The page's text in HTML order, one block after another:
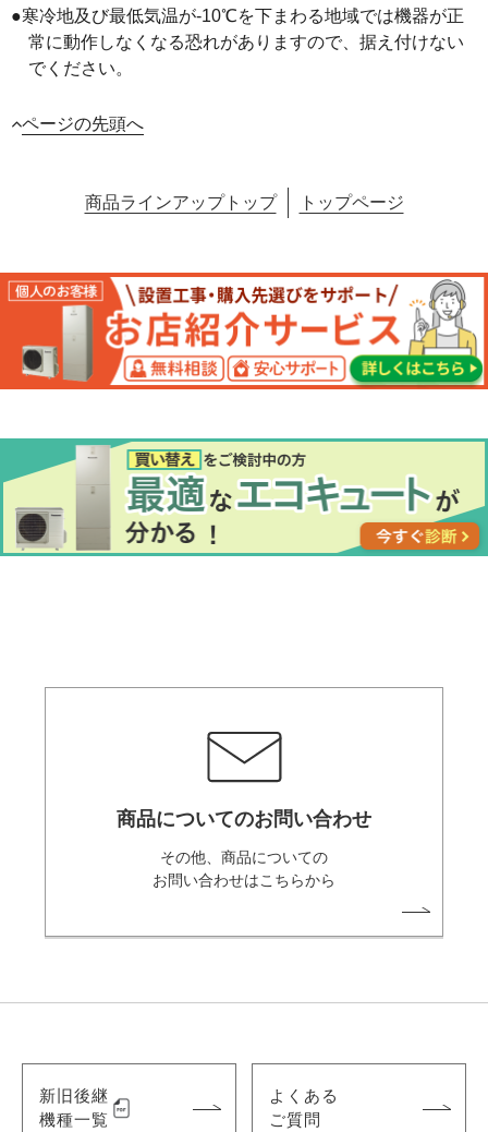
●寒冷地及び最低気温が-10℃を下まわる地域では機器が正
常に動作しなくなる恐れがありますので、据え付けない
でください。
ページの先頭へ
商品ラインアップトップ トップページ
商品についてのお問い合わせ
その他、商品についての
お問い合わせはこちらから
新旧後継
機種一覧
よくある
ご質問